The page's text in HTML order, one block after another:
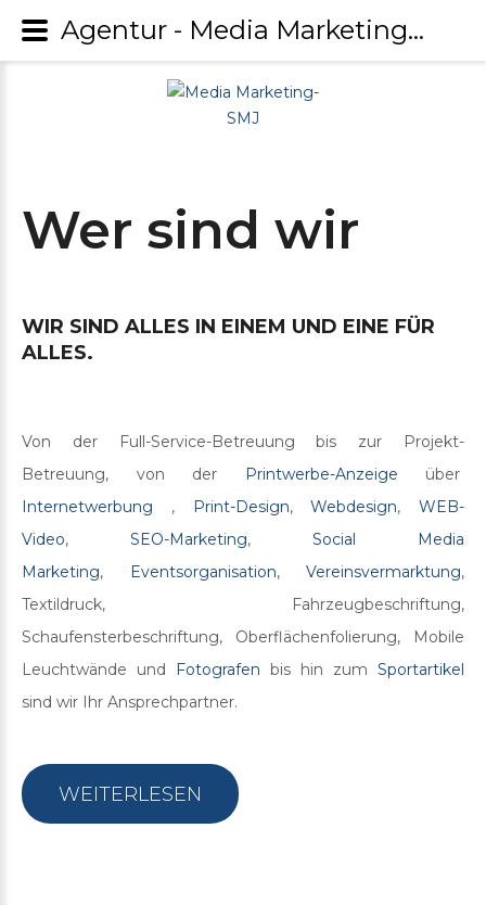
Wer sind wir
WIR SIND ALLES IN EINEM UND EINE FÜR
ALLES.
Von der Full-Service-Betreuung bis zur Projekt-
Betreuung, von der
Printwerbe-Anzeige über
Internetwerbung , Print-Design,Webdesign, WEB-
Video, SEO-Marketing, Social Media
Marketing, Eventsorganisation, Vereinsvermarktung,
Textildruck, Fahrzeugbeschriftung,
Schaufensterbeschriftung, Oberflächenfolierung, Mobile
Leuchtwände und
Fotografen bis hin zum Sportartikel
sind wir Ihr Ansprechpartner.
WEITERLESEN
Agentur - Media Marketing-SMJ